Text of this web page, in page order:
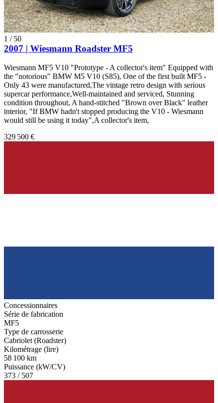
1 / 50
2007 | Wiesmann Roadster MF5
Wiesmann MF5 V10 "Prototype - A collector's item" Equipped with
the "notorious" BMW M5 V10 (S85), One of the first built MF5 -
Only 43 were manufactured,The vintage retro design with serious
supercar performance,Well-maintained and serviced, Stunning
condition throughout, A hand-stitched "Brown over Black" leather
interior, "If BMW hadn't stopped producing the V10 - Wiesmann
would still be using it today",A collector's item,
329 500 €
Concessionnaires
Série de fabrication
MF5
Type de carrosserie
Cabriolet (Roadster)
Kilométrage (lire)
58 100 km
Puissance (kW/CV)
373 / 507